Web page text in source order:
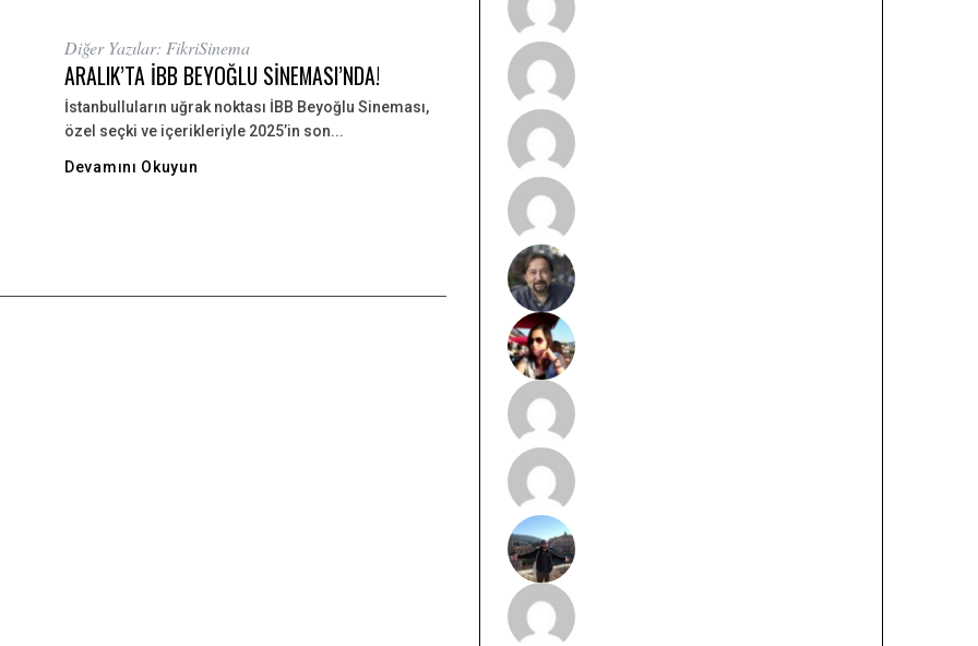
Diğer Yazılar: FikriSinema
ARALIK’TA İBB BEYOĞLU SİNEMASI’NDA!
İstanbulluların uğrak noktası İBB Beyoğlu Sineması,
özel seçki ve içerikleriyle 2025’in son...
Devamını Okuyun